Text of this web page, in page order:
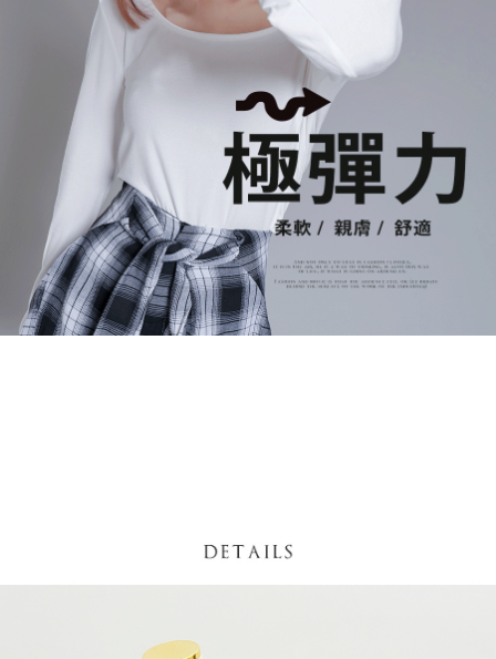
２．關於個人資料處理事宜，請瀏覽以下網址：
https://aftee.tw/terms/#terms3
３．未成年的使用者請事先徵得法定代理人或監護人之同意方可使用
「AFTEE先享後付」，若未經同意申辦者引起之損失，本公司不負相關責
４．使用「AFTEE先享後付」時，將依據個別帳號之用戶狀況，依本公司即
時審查核予不同之上限額度；若仍有額度不足之情形，本公司將視審查結果
請求用戶進行身份認證。
５．嚴禁一人註冊多個帳號或使用他人資訊註冊。若發現惡意使用之情形，
恩沛科技股份有限公司將有權停止該用戶之使用額度並採取法律行動。
每筆NT$60，滿NT$1,600(含以上)免運費
每筆NT$100，滿NT$2,500(含以上)免運費
國家/地區配送 查看運費